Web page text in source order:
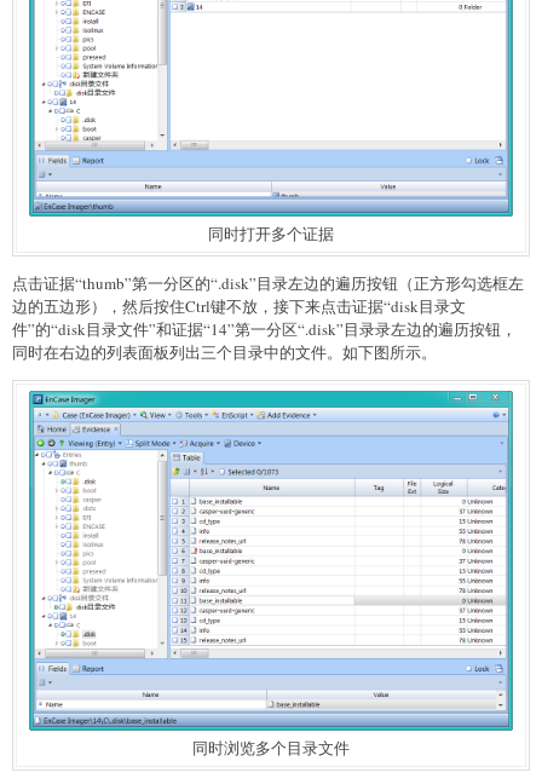
同时打开多个证据
点击证据“thumb”第一分区的“.disk”目录左边的遍历按钮（正方形勾选框左
边的五边形），然后按住Ctrl键不放，接下来点击证据“disk目录文
件”的“disk目录文件”和证据“14”第一分区“.disk”目录录左边的遍历按钮，
同时在右边的列表面板列出三个目录中的文件。如下图所示。
同时浏览多个目录文件